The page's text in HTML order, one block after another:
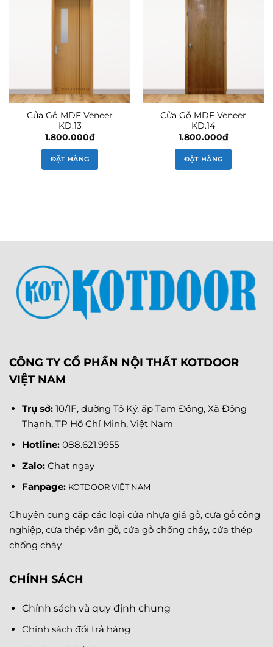
Cửa Gỗ MDF Veneer
KD.13
1.800.000₫
ĐẶT HÀNG
Cửa Gỗ MDF Veneer
KD.14
1.800.000₫
ĐẶT HÀNG
CÔNG TY CỔ PHẦN NỘI THẤT KOTDOOR
VIỆT NAM
Trụ sở: 10/1F, đường Tô Ký, ấp Tam Đông, Xã Đông
Thạnh, TP Hồ Chí Minh, Việt Nam
Hotline: 088.621.9955
Zalo: Chat ngay
Fanpage: KOTDOOR VIỆT NAM
Chuyên cung cấp các loại cửa nhựa giả gỗ, cửa gỗ công
nghiệp, cửa thép vân gỗ, cửa gỗ chống cháy, cửa thép
chống cháy.
CHÍNH SÁCH
Chính sách và quy định chung
Chính sách đổi trả hàng